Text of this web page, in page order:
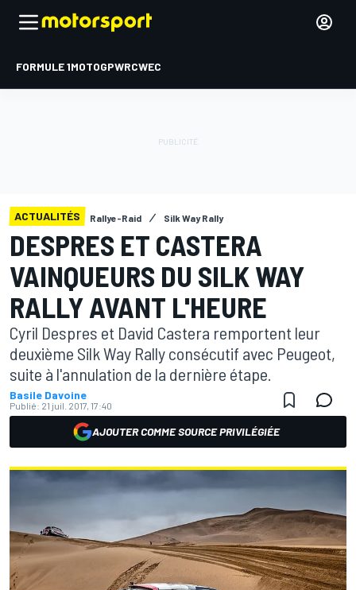
FORMULE 1MOTOGPWRCWEC
ACTUALITÉS Rallye-Raid Silk Way Rally
DESPRES ET CASTERA
VAINQUEURS DU SILK WAY
RALLY AVANT L'HEURE
Cyril Despres et David Castera remportent leur
deuxième Silk Way Rally consécutif avec Peugeot,
suite à l'annulation de la dernière étape.
Basile Davoine
Publié: 21 juil. 2017, 17:40
AJOUTER COMME SOURCE PRIVILÉGIÉE